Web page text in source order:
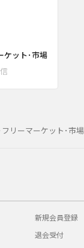
リーマーケット･市場
ケット･市場
新規会員登録
退会受付